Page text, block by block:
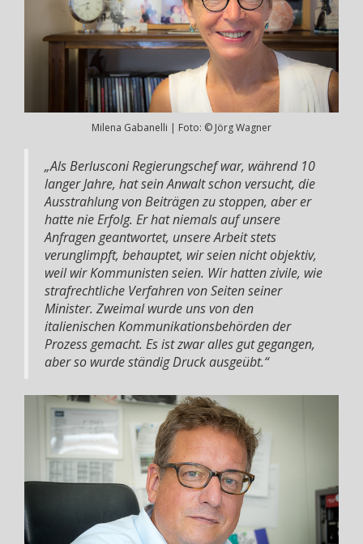
Milena Gabanelli | Foto: © Jörg Wagner
„Als Berlusconi Regierungschef war, während 10
langer Jahre, hat sein Anwalt schon versucht, die
Ausstrahlung von Beiträgen zu stoppen, aber er
hatte nie Erfolg. Er hat niemals auf unsere
Anfragen geantwortet, unsere Arbeit stets
verunglimpft, behauptet, wir seien nicht objektiv,
weil wir Kommunisten seien. Wir hatten zivile, wie
strafrechtliche Verfahren von Seiten seiner
Minister. Zweimal wurde uns von den
italienischen Kommunikationsbehörden der
Prozess gemacht. Es ist zwar alles gut gegangen,
aber so wurde ständig Druck ausgeübt.“